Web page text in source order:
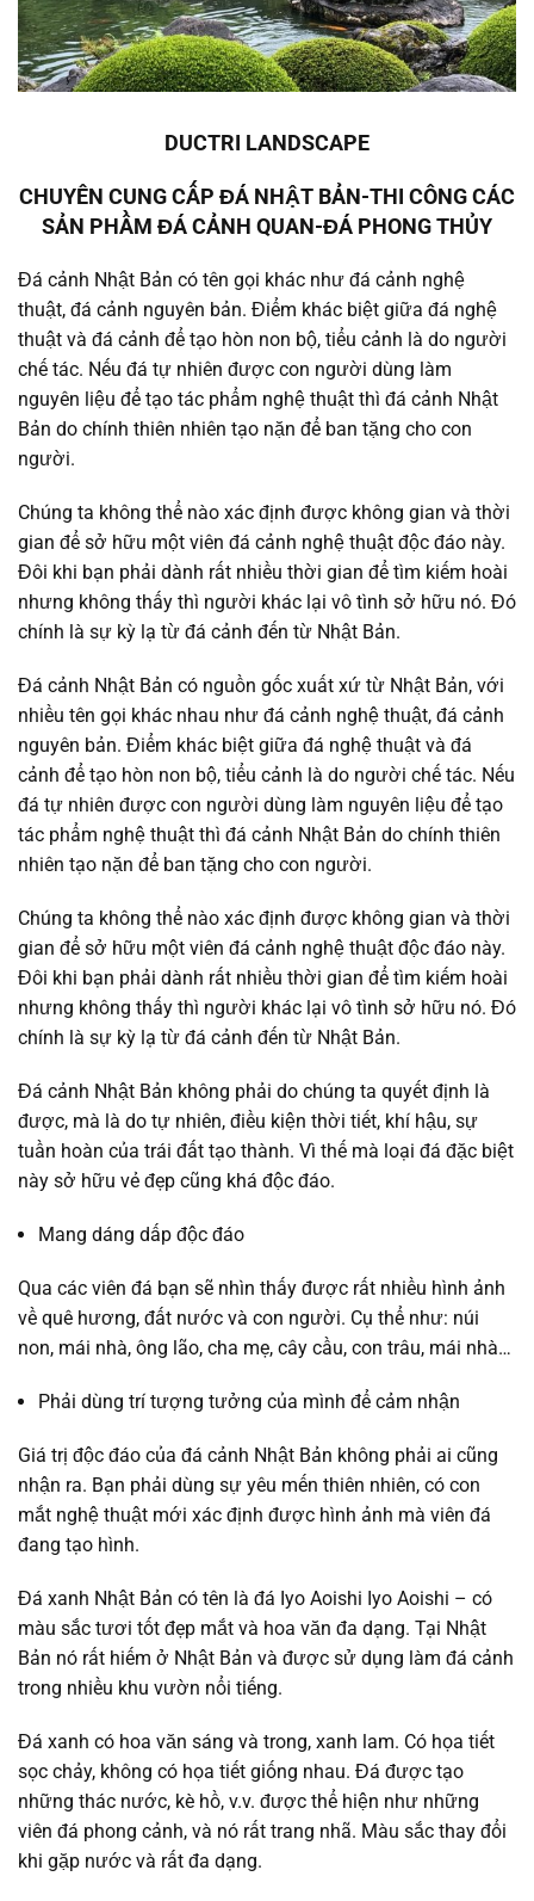
DUCTRI LANDSCAPE
CHUYÊN CUNG CẤP ĐÁ NHẬT BẢN-THI CÔNG CÁC
SẢN PHẦM ĐÁ CẢNH QUAN-ĐÁ PHONG THỦY
Đá cảnh Nhật Bản có tên gọi khác như đá cảnh nghệ
thuật, đá cảnh nguyên bản. Điểm khác biệt giữa đá nghệ
thuật và đá cảnh để tạo hòn non bộ, tiểu cảnh là do người
chế tác. Nếu đá tự nhiên được con người dùng làm
nguyên liệu để tạo tác phẩm nghệ thuật thì đá cảnh Nhật
Bản do chính thiên nhiên tạo nặn để ban tặng cho con
người.
Chúng ta không thể nào xác định được không gian và thời
gian để sở hữu một viên đá cảnh nghệ thuật độc đáo này.
Đôi khi bạn phải dành rất nhiều thời gian để tìm kiếm hoài
nhưng không thấy thì người khác lại vô tình sở hữu nó. Đó
chính là sự kỳ lạ từ đá cảnh đến từ Nhật Bản.
Đá cảnh Nhật Bản có nguồn gốc xuất xứ từ Nhật Bản, với
nhiều tên gọi khác nhau như đá cảnh nghệ thuật, đá cảnh
nguyên bản. Điểm khác biệt giữa đá nghệ thuật và đá
cảnh để tạo hòn non bộ, tiểu cảnh là do người chế tác. Nếu
đá tự nhiên được con người dùng làm nguyên liệu để tạo
tác phẩm nghệ thuật thì đá cảnh Nhật Bản do chính thiên
nhiên tạo nặn để ban tặng cho con người.
Chúng ta không thể nào xác định được không gian và thời
gian để sở hữu một viên đá cảnh nghệ thuật độc đáo này.
Đôi khi bạn phải dành rất nhiều thời gian để tìm kiếm hoài
nhưng không thấy thì người khác lại vô tình sở hữu nó. Đó
chính là sự kỳ lạ từ đá cảnh đến từ Nhật Bản.
Đá cảnh Nhật Bản không phải do chúng ta quyết định là
được, mà là do tự nhiên, điều kiện thời tiết, khí hậu, sự
tuần hoàn của trái đất tạo thành. Vì thế mà loại đá đặc biệt
này sở hữu vẻ đẹp cũng khá độc đáo.
Mang dáng dấp độc đáo
Qua các viên đá bạn sẽ nhìn thấy được rất nhiều hình ảnh
về quê hương, đất nước và con người. Cụ thể như: núi
non, mái nhà, ông lão, cha mẹ, cây cầu, con trâu, mái nhà…
Phải dùng trí tượng tưởng của mình để cảm nhận
Giá trị độc đáo của đá cảnh Nhật Bản không phải ai cũng
nhận ra. Bạn phải dùng sự yêu mến thiên nhiên, có con
mắt nghệ thuật mới xác định được hình ảnh mà viên đá
đang tạo hình.
Đá xanh Nhật Bản có tên là đá Iyo Aoishi Iyo Aoishi – có
màu sắc tươi tốt đẹp mắt và hoa văn đa dạng. Tại Nhật
Bản nó rất hiếm ở Nhật Bản và được sử dụng làm đá cảnh
trong nhiều khu vườn nổi tiếng.
Đá xanh có hoa văn sáng và trong, xanh lam. Có họa tiết
sọc chảy, không có họa tiết giống nhau. Đá được tạo
những thác nước, kè hồ, v.v. được thể hiện như những
viên đá phong cảnh, và nó rất trang nhã. Màu sắc thay đổi
khi gặp nước và rất đa dạng.